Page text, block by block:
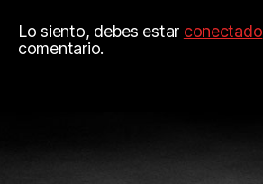
Lo siento, debes estar conectado
comentario.